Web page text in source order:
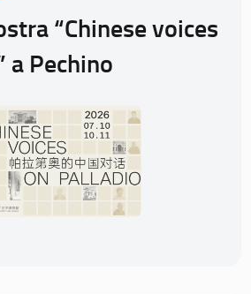
“Chinese voices
a Pechino